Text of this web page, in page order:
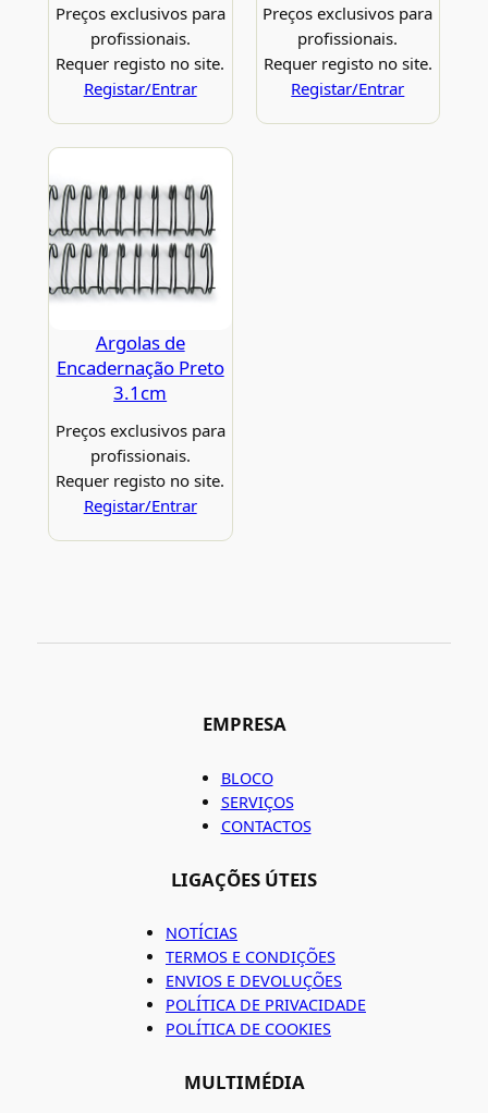
Preços exclusivos para
profissionais.
Requer registo no site.
Registar/Entrar
Preços exclusivos para
profissionais.
Requer registo no site.
Registar/Entrar
Argolas de
Encadernação Preto
3.1cm
Preços exclusivos para
profissionais.
Requer registo no site.
Registar/Entrar
EMPRESA
BLOCO
SERVIÇOS
CONTACTOS
LIGAÇÕES ÚTEIS
NOTÍCIAS
TERMOS E CONDIÇÕES
ENVIOS E DEVOLUÇÕES
POLÍTICA DE PRIVACIDADE
POLÍTICA DE COOKIES
MULTIMÉDIA